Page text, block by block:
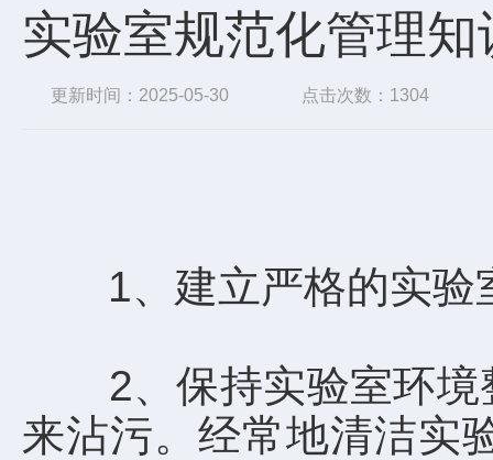
实验室规范化管理知
更新时间：2025-05-30 点击次数：1304
1、建立严格的实验
2、保持实验室环境
来沾污。经常地清洁实